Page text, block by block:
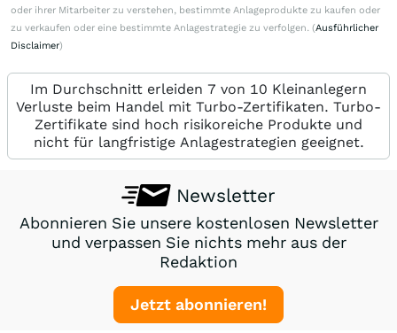
oder ihrer Mitarbeiter zu verstehen, bestimmte Anlageprodukte zu kaufen oder
zu verkaufen oder eine bestimmte Anlagestrategie zu verfolgen. (Ausführlicher
Disclaimer)
Im Durchschnitt erleiden 7 von 10 Kleinanlegern
Verluste beim Handel mit Turbo-Zertifikaten. Turbo-
Zertifikate sind hoch risikoreiche Produkte und
nicht für langfristige Anlagestrategien geeignet.
Newsletter
Abonnieren Sie unsere kostenlosen Newsletter
und verpassen Sie nichts mehr aus der
Redaktion
Jetzt abonnieren!